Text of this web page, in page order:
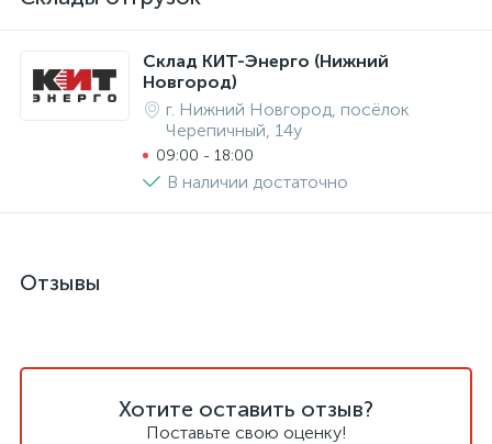
Склад КИТ-Энерго (Нижний
Новгород)
г. Нижний Новгород, посёлок
Черепичный, 14у
09:00 - 18:00
В наличии достаточно
Отзывы
Хотите оставить отзыв?
Поставьте свою оценку!